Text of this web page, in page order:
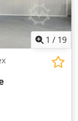
1 / 19